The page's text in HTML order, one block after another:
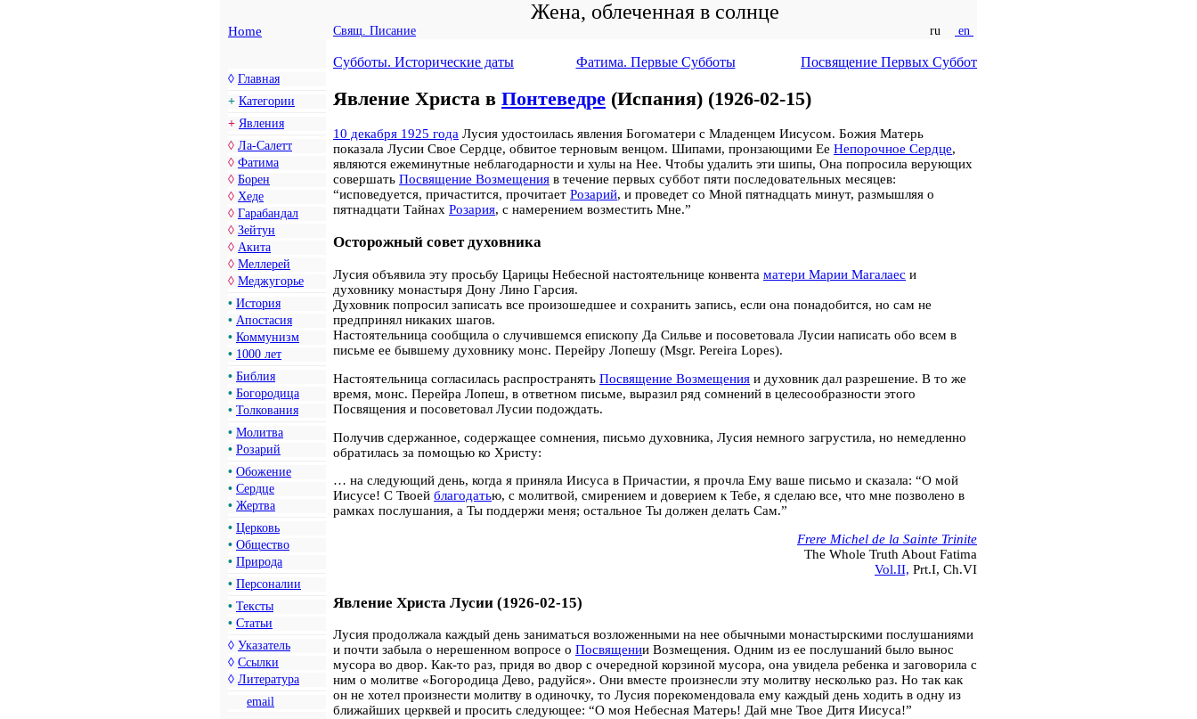
Жена, облеченная в солнце
Home Свящ. Писание ru en
◊ Главная
+ Категории
+ Явления
◊ Ла-Салетт
◊ Фатима
◊ Борен
◊ Хеде
◊ Гарабандал
◊ Зейтун
◊ Акита
◊ Меллерей
◊ Меджугорье
• История
• Апостасия
• Коммунизм
• 1000 лет
• Библия
• Богородица
• Толкования
• Молитва
• Розарий
• Обожение
• Сердце
• Жертва
• Церковь
• Общество
• Природа
• Персоналии
• Тексты
• Статьи
◊ Указатель
◊ Ссылки
◊ Литература
email
Субботы. Исторические даты Фатима. Первые Субботы Посвящение Первых Суббот
Явление Христа в Понтеведре (Испания) (1926-02-15)
10 декабря 1925 года Лусия удостоилась явления Богоматери с Младенцем Иисусом. Божия Матерь
показала Лусии Свое Сердце, обвитое терновым венцом. Шипами, пронзающими Ее Непорочное Сердце,
являются ежеминутные неблагодарности и хулы на Нее. Чтобы удалить эти шипы, Она попросила верующих
совершать Посвящение Возмещения в течение первых суббот пяти последовательных месяцев:
“исповедуется, причастится, прочитает Розарий, и проведет со Мной пятнадцать минут, размышляя о
пятнадцати Тайнах Розария, с намерением возместить Мне.”
Осторожный совет духовника
Лусия объявила эту просьбу Царицы Небесной настоятельнице конвента матери Марии Магалаес и
духовнику монастыря Дону Лино Гарсия.
Духовник попросил записать все произошедшее и сохранить запись, если она понадобится, но сам не
предпринял никаких шагов.
Настоятельница сообщила о случившемся епископу Да Сильве и посоветовала Лусии написать обо всем в
письме ее бывшему духовнику монс. Перейру Лопешу (Msgr. Pereira Lopes).
Настоятельница согласилась распространять Посвящение Возмещения и духовник дал разрешение. В то же
время, монс. Перейра Лопеш, в ответном письме, выразил ряд сомнений в целесообразности этого
Посвящения и посоветовал Лусии подождать.
Получив сдержанное, содержащее сомнения, письмо духовника, Лусия немного загрустила, но немедленно
обратилась за помощью ко Христу:
… на следующий день, когда я приняла Иисуса в Причастии, я прочла Ему ваше письмо и сказала: “О мой
Иисусе! С Твоей благодатью, с молитвой, смирением и доверием к Тебе, я сделаю все, что мне позволено в
рамках послушания, а Ты поддержи меня; остальное Ты должен делать Сам.”
Frere Michel de la Sainte Trinite
The Whole Truth About Fatima
Vol.II, Prt.I, Ch.VI
Явление Христа Лусии (1926-02-15)
Лусия продолжала каждый день заниматься возложенными на нее обычными монастырскими послушаниями
и почти забыла о нерешенном вопросе о Посвящении Возмещения. Одним из ее послушаний было вынос
мусора во двор. Как-то раз, придя во двор с очередной корзиной мусора, она увидела ребенка и заговорила с
ним о молитве «Богородица Дево, радуйся». Они вместе произнесли эту молитву несколько раз. Но так как
он не хотел произнести молитву в одиночку, то Лусия порекомендовала ему каждый день ходить в одну из
ближайших церквей и просить следующее: “О моя Небесная Матерь! Дай мне Твое Дитя Иисуса!”